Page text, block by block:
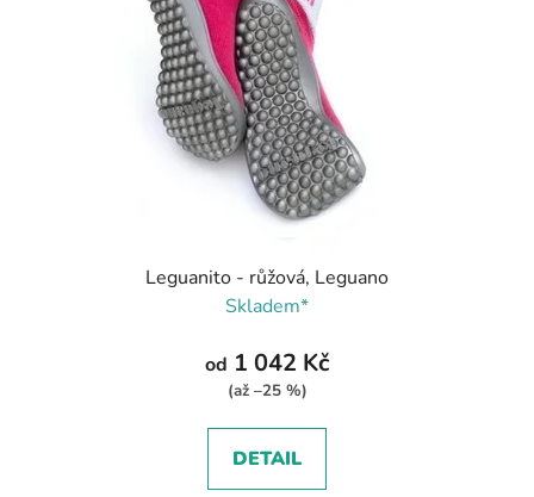
Leguanito - růžová, Leguano
Skladem*
od 1 042 Kč
(až –25 %)
DETAIL